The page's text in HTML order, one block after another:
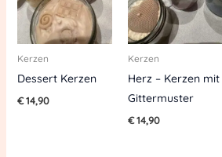
Kerzen
Dessert Kerzen
€14,90
Kerzen
Herz – Kerzen mit
Gittermuster
€14,90